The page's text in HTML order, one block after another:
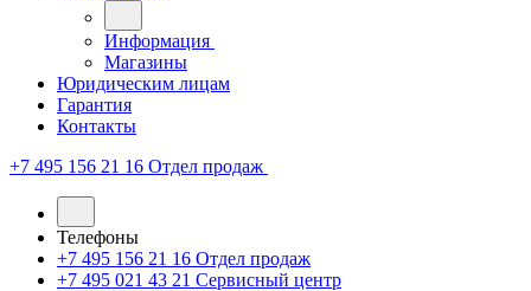
Информация
Магазины
Юридическим лицам
Гарантия
Контакты
+7 495 156 21 16 Отдел продаж
Телефоны
+7 495 156 21 16 Отдел продаж
+7 495 021 43 21 Cервисный центр